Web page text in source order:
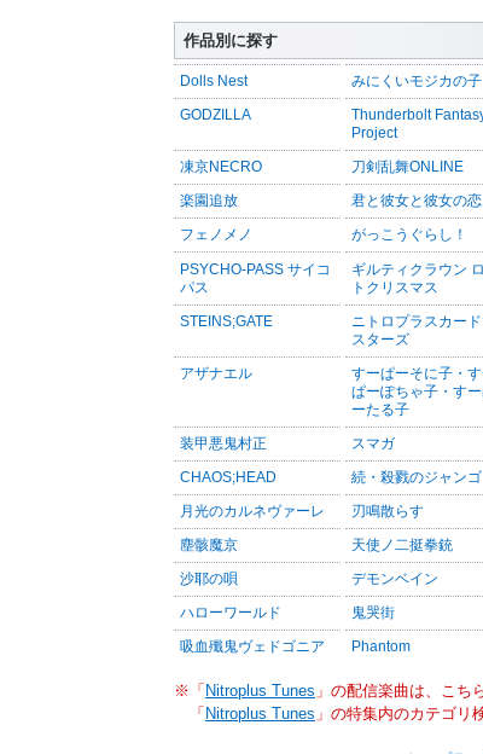
作品別に探す
Dolls Nest みにくいモジカの子
GODZILLA
Thunderbolt
Project
凍京NECRO 刀剣乱舞ONLINE
楽園追放 君と彼女と彼女の恋
フェノメノ がっこうぐらし！
PSYCHO-PASS サイコ
パス
ギルティクラウン
トクリスマス
STEINS;GATE
ニトロプラスカー
スターズ
アザナエル
すーぱーそに子・
ぱーぽちゃ子・す
ーたる子
装甲悪鬼村正 スマガ
CHAOS;HEAD 続・殺戮のジャンゴ
月光のカルネヴァーレ 刃鳴散らす
塵骸魔京 天使ノ二挺拳銃
沙耶の唄 デモンベイン
ハローワールド 鬼哭街
吸血殲鬼ヴェドゴニア Phantom
※「Nitroplus Tunes 」の配信楽曲は、こち
「Nitroplus Tunes 」の特集内のカテゴリ